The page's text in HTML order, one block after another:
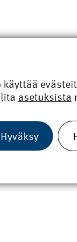
käyttää
asetuksista
Hyväksy